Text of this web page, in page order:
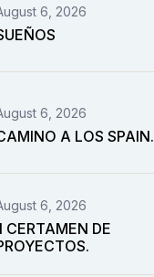
6, 2026
6, 2026
A LOS SPAIN.
6, 2026
CERTAMEN DE